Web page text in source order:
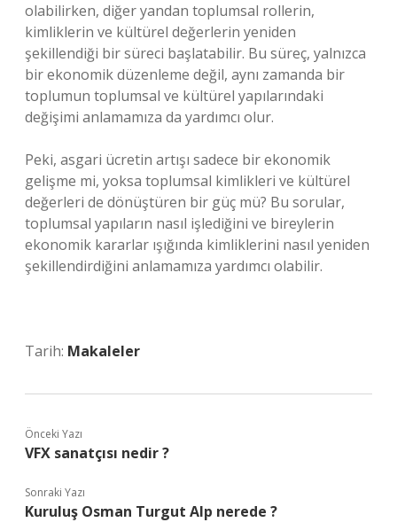
olabilirken, diğer yandan toplumsal rollerin,
kimliklerin ve kültürel değerlerin yeniden
şekillendiği bir süreci başlatabilir. Bu süreç, yalnızca
bir ekonomik düzenleme değil, aynı zamanda bir
toplumun toplumsal ve kültürel yapılarındaki
değişimi anlamamıza da yardımcı olur.
Peki, asgari ücretin artışı sadece bir ekonomik
gelişme mi, yoksa toplumsal kimlikleri ve kültürel
değerleri de dönüştüren bir güç mü? Bu sorular,
toplumsal yapıların nasıl işlediğini ve bireylerin
ekonomik kararlar ışığında kimliklerini nasıl yeniden
şekillendirdiğini anlamamıza yardımcı olabilir.
Tarih: Makaleler
Önceki Yazı
VFX sanatçısı nedir ?
Sonraki Yazı
Kuruluş Osman Turgut Alp nerede ?